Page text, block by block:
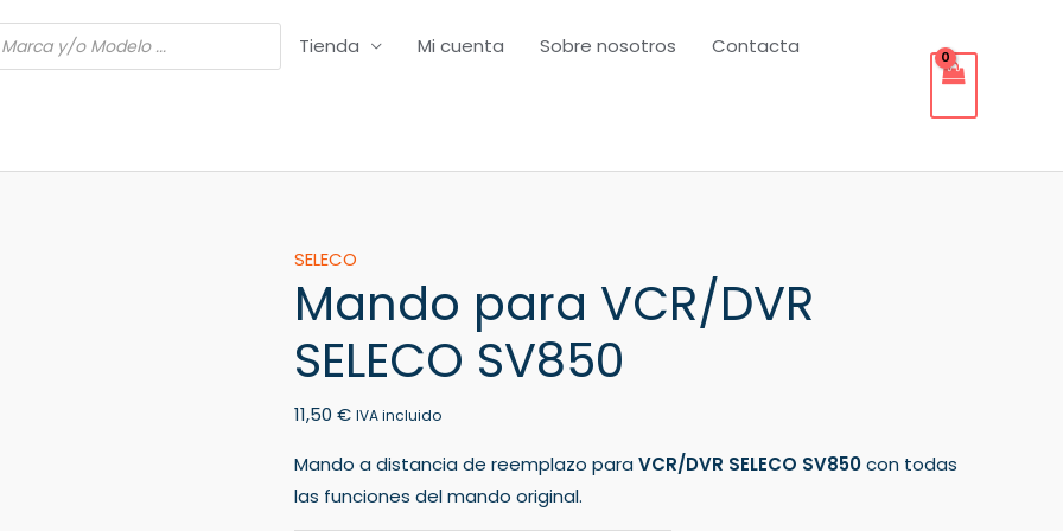
Tienda Mi cuenta Sobre nosotros Contacta
SELECO
Mando para VCR/DVR
SELECO SV850
11,50 € IVA incluido
Mando a distancia de reemplazo paraVCR/DVR SELECO SV850con todas
las funciones del mando original.
Mando
para
VCR/DVR
SELECO
cantidad